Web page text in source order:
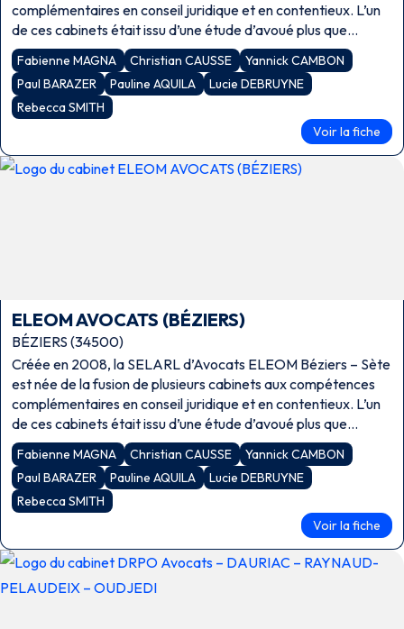
complémentaires en conseil juridique et en contentieux. L’un
de ces cabinets était issu d’une étude d’avoué plus que
centenaire auprès […]
Fabienne MAGNA Christian CAUSSE
Yannick CAMBON
Paul BARAZER
Pauline AQUILA
Lucie DEBRUYNE
Rebecca SMITH
Voir la fiche
ELEOM AVOCATS (BÉZIERS)
BÉZIERS (34500)
Créée en 2008, la SELARL d’Avocats ELEOM Béziers – Sète
est née de la fusion de plusieurs cabinets aux compétences
complémentaires en conseil juridique et en contentieux. L’un
de ces cabinets était issu d’une étude d’avoué plus que
centenaire auprès […]
Fabienne MAGNA Christian CAUSSE
Yannick CAMBON
Paul BARAZER
Pauline AQUILA
Lucie DEBRUYNE
Rebecca SMITH
Voir la fiche